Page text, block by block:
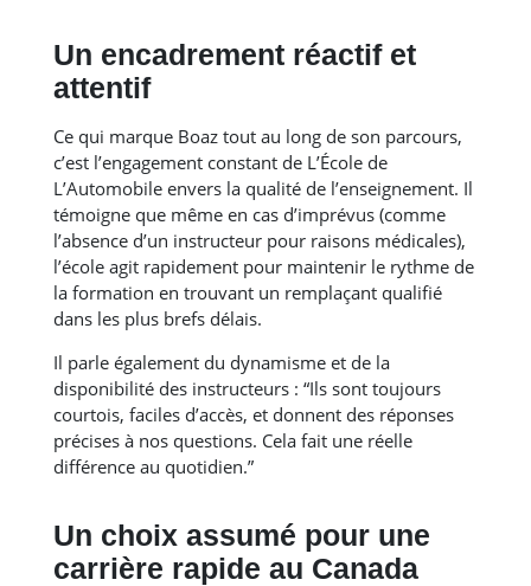
Un encadrement réactif et
attentif
Ce qui marque Boaz tout au long de son parcours,
c’est l’engagement constant de L’École de
L’Automobile envers la qualité de l’enseignement. Il
témoigne que même en cas d’imprévus (comme
l’absence d’un instructeur pour raisons médicales),
l’école agit rapidement pour maintenir le rythme de
la formation en trouvant un remplaçant qualifié
dans les plus brefs délais.
Il parle également du dynamisme et de la
disponibilité des instructeurs : “Ils sont toujours
courtois, faciles d’accès, et donnent des réponses
précises à nos questions. Cela fait une réelle
différence au quotidien.”
Un choix assumé pour une
carrière rapide au Canada